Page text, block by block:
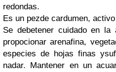
redondas.
Es un pezde cardumen,
Se debetener cuidado en la
propocionar arenafina,
especies de hojas finas
nadar. Mantener en un